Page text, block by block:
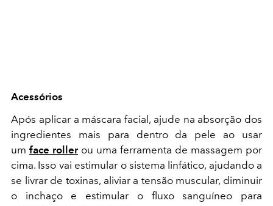
Acessórios
Após aplicar a máscara facial, ajude na absorção dos
ingredientes mais para dentro da pele ao usar
um face rollerou uma ferramenta de massagem por
cima. Isso vai estimular o sistema linfático, ajudando a
se livrar de toxinas, aliviar a tensão muscular, diminuir
o inchaço e estimular o fluxo sanguíneo para